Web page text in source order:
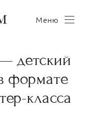
Меню
детский
формате
класса